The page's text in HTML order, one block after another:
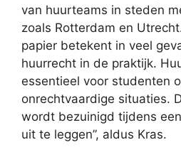
van huurteams in steden
zoals Rotterdam en
papier betekent in veel
huurrecht in de praktijk.
essentieel voor studenten
onrechtvaardige situaties.
wordt bezuinigd tijdens
uit te leggen”, aldus Kras.